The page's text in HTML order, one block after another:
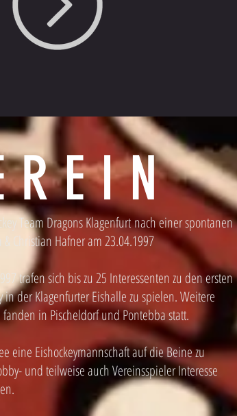
Team Dragons Klagenfurt nach einer spontanen
Christian Hafner am 23.04.1997
trafen sich bis zu 25 Interessenten zu den ersten
in der Klagenfurter Eishalle zu spielen. Weitere
in Pischeldorf und Pontebba statt.
eine Eishockeymannschaft auf die Beine zu
und teilweise auch Vereinsspieler Interesse